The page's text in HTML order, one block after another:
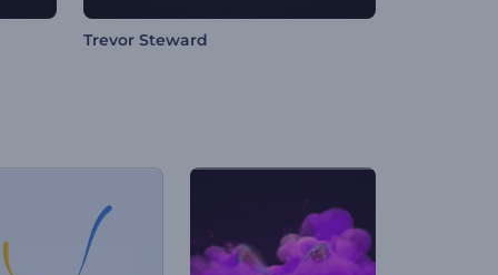
Trevor Steward